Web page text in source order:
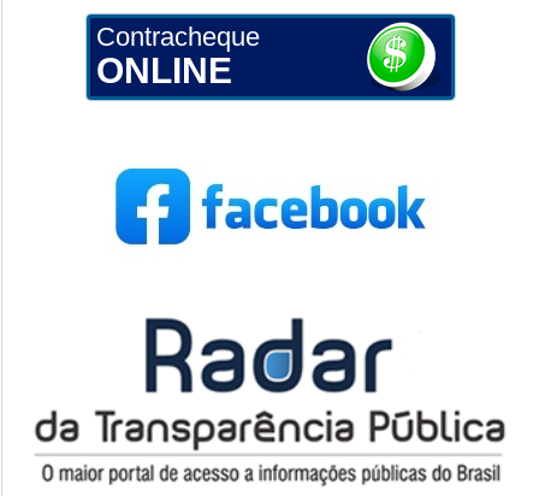
Contracheque
ONLINE